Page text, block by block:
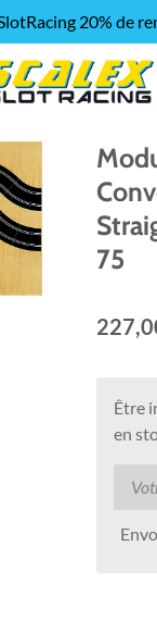
20% de
75
Être
en